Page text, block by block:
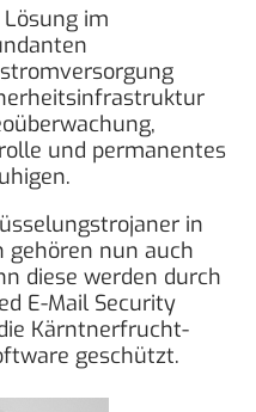
im
und permanentes
in
gehören nun auch
diese werden durch
E-Mail Security
Kärntnerfrucht-
geschützt.